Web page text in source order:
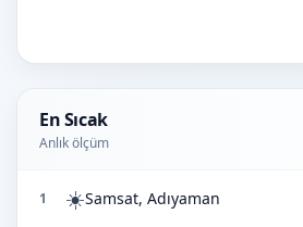
En Sıcak
Anlık ölçüm
1 ☀️Samsat, Adıyaman